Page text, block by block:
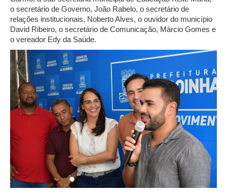
o secretário de Governo, João Rabelo, o secretário de
relações institucionais, Noberto Alves, o ouvidor do município
David Ribeiro, o secretário de Comunicação, Márcio Gomes e
o vereador Edy da Saúde.